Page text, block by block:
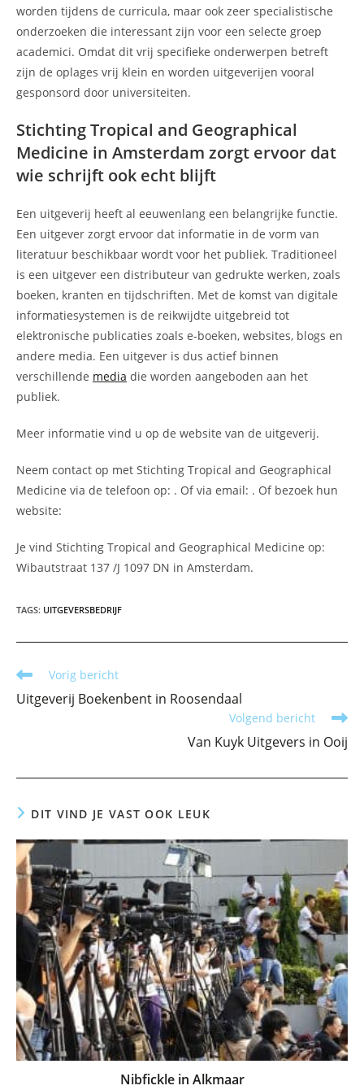
worden tijdens de curricula, maar ook zeer specialistische
onderzoeken die interessant zijn voor een selecte groep
academici. Omdat dit vrij specifieke onderwerpen betreft
zijn de oplages vrij klein en worden uitgeverijen vooral
gesponsord door universiteiten.
Stichting Tropical and Geographical
Medicine in Amsterdam zorgt ervoor dat
wie schrijft ook echt blijft
Een uitgeverij heeft al eeuwenlang een belangrijke functie.
Een uitgever zorgt ervoor dat informatie in de vorm van
literatuur beschikbaar wordt voor het publiek. Traditioneel
is een uitgever een distributeur van gedrukte werken, zoals
boeken, kranten en tijdschriften. Met de komst van digitale
informatiesystemen is de reikwijdte uitgebreid tot
elektronische publicaties zoals e-boeken, websites, blogs en
andere media. Een uitgever is dus actief binnen
verschillende media die worden aangeboden aan het
publiek.
Meer informatie vind u op de website van de uitgeverij.
Neem contact op met Stichting Tropical and Geographical
Medicine via de telefoon op: . Of via email: . Of bezoek hun
website:
Je vind Stichting Tropical and Geographical Medicine op:
Wibautstraat 137 /J 1097 DN in Amsterdam.
TAGS: UITGEVERSBEDRIJF
Lees
artikelen
Vorig bericht
Uitgeverij Boekenbent in Roosendaal
Volgend bericht
Van Kuyk Uitgevers in Ooij
DIT VIND JE VAST OOK LEUK
Nibfickle in Alkmaar